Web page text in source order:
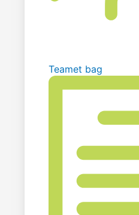
Teamet bag